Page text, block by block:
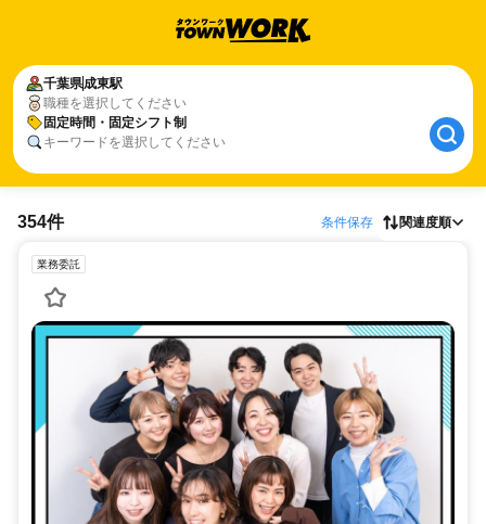
千葉県成東駅
職種を選択してください
固定時間・固定シフト制
キーワードを選択してください
354件 条件保存 関連度順
業務委託